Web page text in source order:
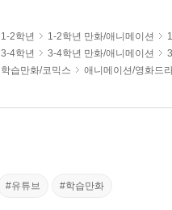
1-2학년 1-2학년 만화/애니메이션
3-4학년 3-4학년 만화/애니메이션
학습만화/코믹스 애니메이션/영화드
#유튜브 #학습만화